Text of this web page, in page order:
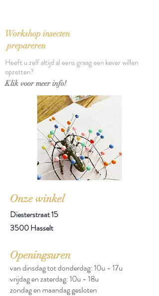
Bindwijze: Paperback
Verschijningsdatum: 2002
Aantal pagina's: 710
Workshop insecten
prepareren
Heeft u zelf altijd al eens graag een kever willen
opzetten?
Klik voor meer info!
Onze winkel
Diesterstraat 15
3500 Hasselt
Openingsuren
van dinsdag tot donderdag: 10u - 17u
vrijdag en zaterdag: 10u - 18u
zondag en maandag gesloten